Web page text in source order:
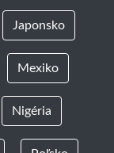
Japonsko
Mexiko
Nigéria